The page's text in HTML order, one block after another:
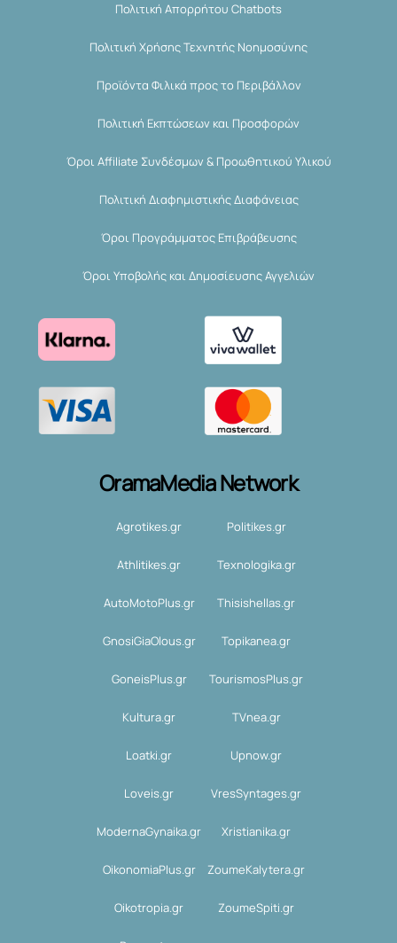
Πολιτική Απορρήτου Chatbots
Πολιτική Χρήσης Τεχνητής Νοημοσύνης
Προϊόντα Φιλικά προς το Περιβάλλον
Πολιτική Εκπτώσεων και Προσφορών
Όροι Affiliate Συνδέσμων & Προωθητικού Υλικού
Πολιτική Διαφημιστικής Διαφάνειας
Όροι Προγράμματος Επιβράβευσης
Όροι Υποβολής και Δημοσίευσης Αγγελιών
OramaMedia Network
Agrotikes.gr Politikes.gr
Athlitikes.gr Texnologika.gr
AutoMotoPlus.gr Thisishellas.gr
GnosiGiaOlous.gr Topikanea.gr
GoneisPlus.gr TourismosPlus.gr
Kultura.gr TVnea.gr
Loatki.gr Upnow.gr
Loveis.gr VresSyntages.gr
ModernaGynaika.gr Xristianika.gr
OikonomiaPlus.gr ZoumeKalytera.gr
Oikotropia.gr ZoumeSpiti.gr